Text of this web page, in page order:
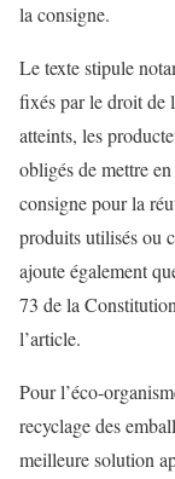
la consigne.
Le texte stipule
fixés par le droit de
atteints, les
obligés de mettre
consigne pour la
produits utilisés ou
ajoute également
73 de la
l’article.
Pour l’éco-
recyclage des
meilleure solution